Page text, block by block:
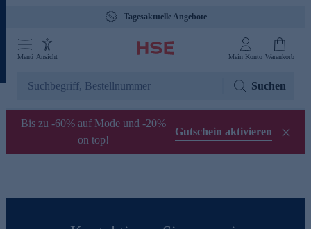
Tagesaktuelle Angebote
Menü Ansicht Mein Konto Warenkorb
Suchen
Bis zu -60% auf Mode und -20%
on top!
Gutschein aktivieren